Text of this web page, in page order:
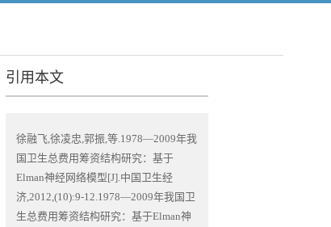
引用本文
徐融飞,徐凌忠,郭振,等.1978—2009年我
国卫生总费用筹资结构研究：基于
Elman神经网络模型[J].中国卫生经
济,2012,(10):9-12.1978—2009年我国卫
生总费用筹资结构研究：基于Elman神